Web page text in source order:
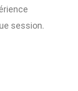
session.